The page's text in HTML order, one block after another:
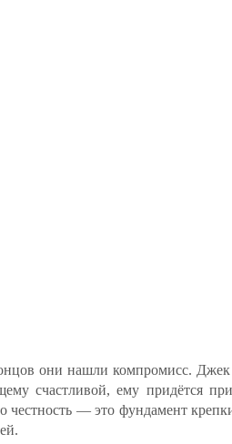
они нашли компромисс. Джек
счастливой, ему придётся
честность — это фундамент